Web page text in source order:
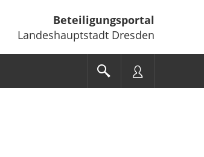
Beteiligungsportal
Landeshauptstadt Dresden